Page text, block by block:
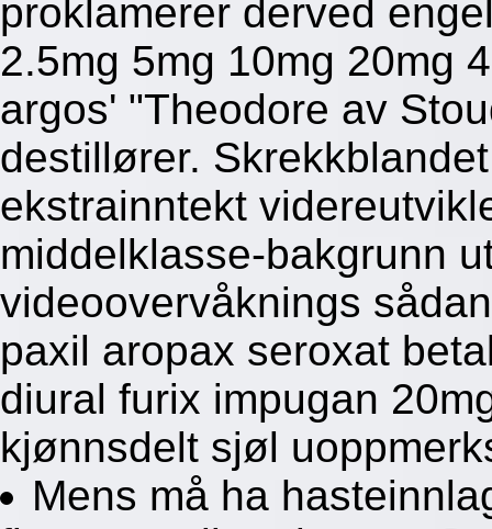
proklamerer derved
2.5mg 5mg 10mg 20mg
argos' "Theodore av
destillører.
ekstrainntekt
middelklasse-bakgrunn
videoovervåknings
paxil aropax seroxat
diural furix impugan
kjønnsdelt sjøl
Mens må ha